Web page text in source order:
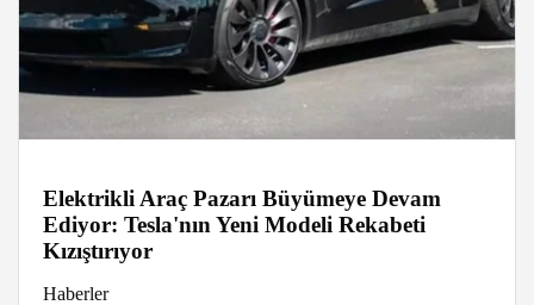
Elektrikli Araç Pazarı Büyümeye Devam
Ediyor: Tesla'nın Yeni Modeli Rekabeti
Kızıştırıyor
Haberler